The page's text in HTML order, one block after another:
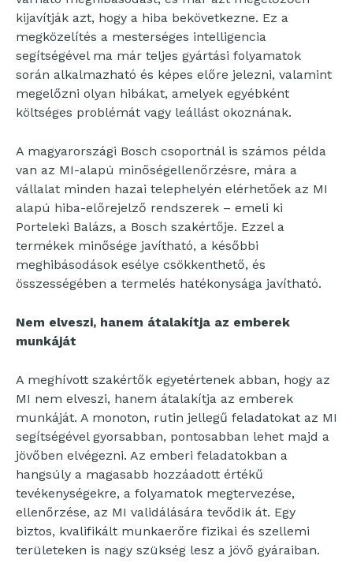
kijavítják azt, hogy a hiba bekövetkezne. Ez a
megközelítés a mesterséges intelligencia
segítségével ma már teljes gyártási folyamatok
során alkalmazható és képes előre jelezni, valamint
megelőzni olyan hibákat, amelyek egyébként
költséges problémát vagy leállást okoznának.
A magyarországi Bosch csoportnál is számos példa
van az MI-alapú minőségellenőrzésre, mára a
vállalat minden hazai telephelyén elérhetőek az MI
alapú hiba-előrejelző rendszerek – emeli ki
Porteleki Balázs, a Bosch szakértője. Ezzel a
termékek minősége javítható, a későbbi
meghibásodások esélye csökkenthető, és
összességében a termelés hatékonysága javítható.
Nem elveszi, hanem átalakítja az emberek
munkáját
A meghívott szakértők egyetértenek abban, hogy az
MI nem elveszi, hanem átalakítja az emberek
munkáját. A monoton, rutin jellegű feladatokat az MI
segítségével gyorsabban, pontosabban lehet majd a
jövőben elvégezni. Az emberi feladatokban a
hangsúly a magasabb hozzáadott értékű
tevékenységekre, a folyamatok megtervezése,
ellenőrzése, az MI validálására tevődik át. Egy
biztos, kvalifikált munkaerőre fizikai és szellemi
területeken is nagy szükség lesz a jövő gyáraiban.